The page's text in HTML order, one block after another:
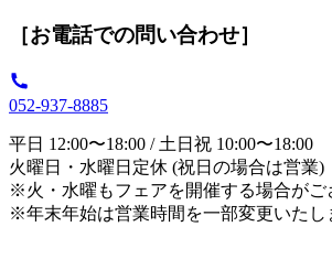
［お電話での問い合わせ］
052-937-8885
平日 12:00〜18:00 / 土日祝 10:00〜18:00
火曜日・水曜日定休 (祝日の場合は営業)
※火・水曜もフェアを開催する場合がご
※年末年始は営業時間を一部変更いたし